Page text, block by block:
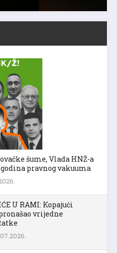
šume, Vlada HNŽ-a
pravnog vakuuma
U RAMI: Kopajući
vrijedne